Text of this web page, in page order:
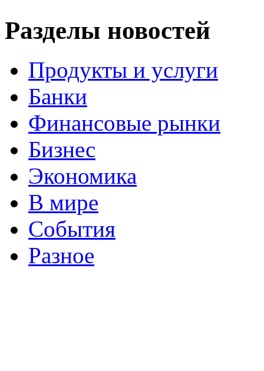
Разделы новостей
Продукты и услуги
Банки
Финансовые рынки
Бизнес
Экономика
В мире
События
Разное